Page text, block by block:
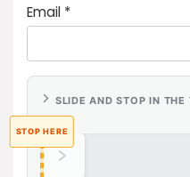
Email *
SLIDE AND STOP IN THE
STOP HERE